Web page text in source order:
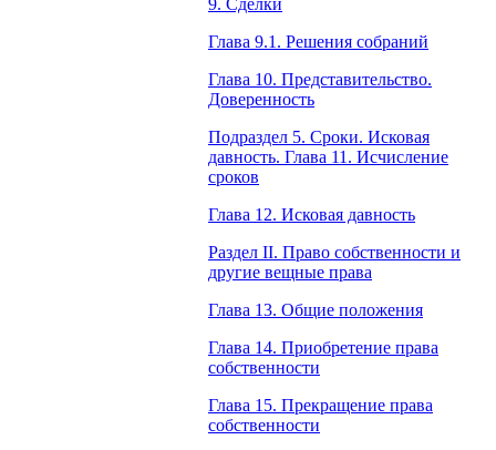
9. Сделки
Глава 9.1. Решения собраний
Глава 10. Представительство.
Доверенность
Подраздел 5. Сроки. Исковая
давность. Глава 11. Исчисление
сроков
Глава 12. Исковая давность
Раздел II. Право собственности и
другие вещные права
Глава 13. Общие положения
Глава 14. Приобретение права
собственности
Глава 15. Прекращение права
собственности